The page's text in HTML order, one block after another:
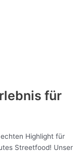
für
Highlight für
Streetfood! Unser